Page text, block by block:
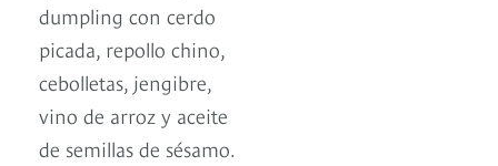
dumpling con cerdo
picada, repollo chino,
cebolletas, jengibre,
vino de arroz y aceite
de semillas de sésamo.